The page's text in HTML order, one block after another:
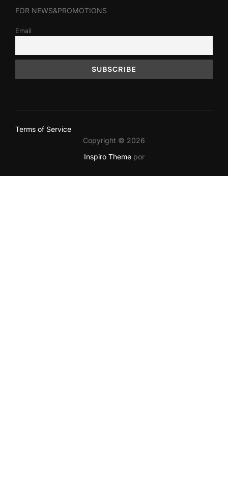
FOR NEWS&PROMOTIONS
Email
Terms of Service
Copyright © 2026
Inspiro Themepor